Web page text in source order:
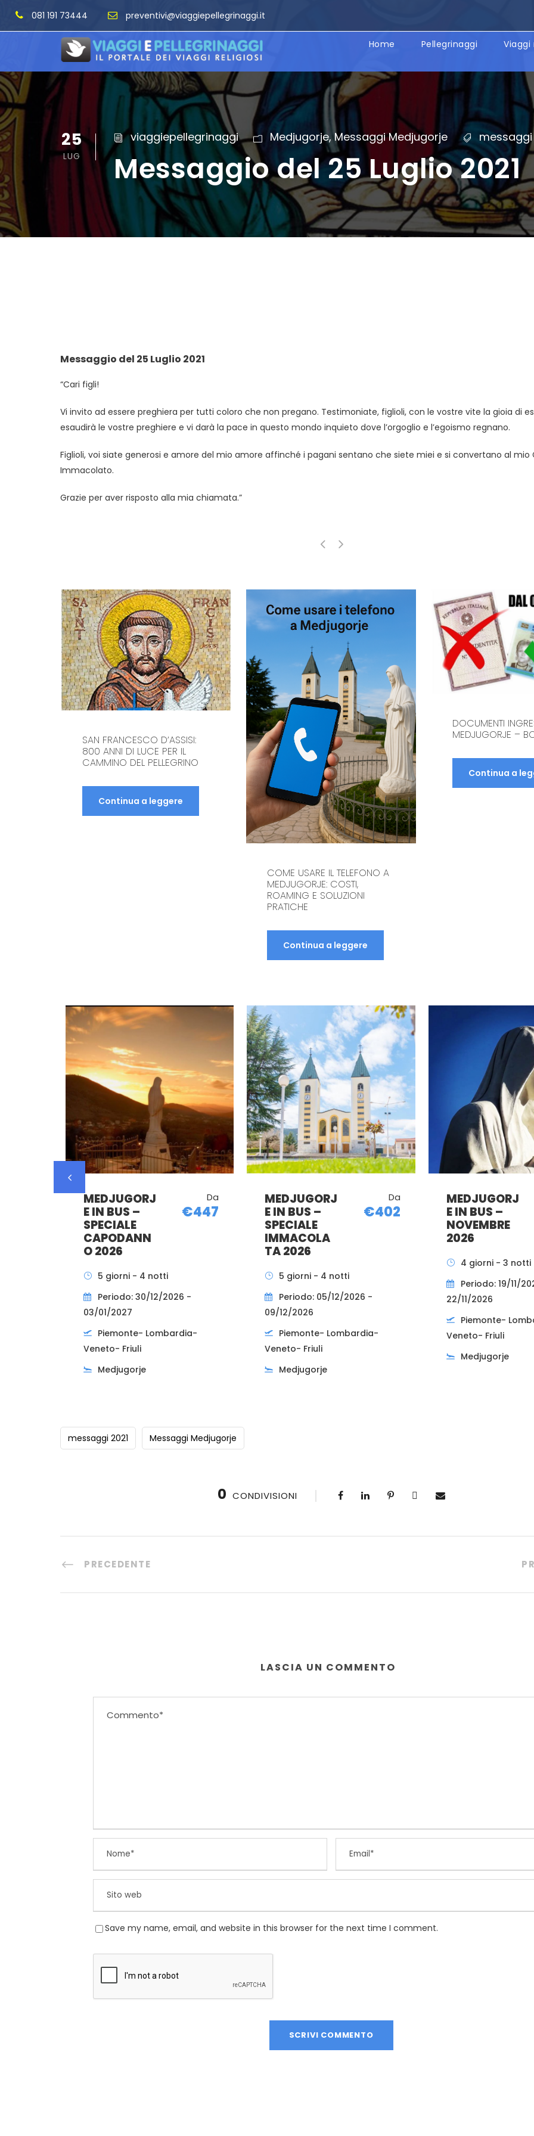
081 191 73444 preventivi@viaggiepellegrinaggi.it
Home Pellegrinaggi Viaggi
25
LUG
viaggiepellegrinaggi Medjugorje, Messaggi Medjugorje messaggi
Messaggio del 25 Luglio 2021
Messaggio del 25 Luglio 2021
“Cari figli!
Vi invito ad essere preghiera per tutti coloro che non pregano. Testimoniate, figlioli, con le vostre vite la gioia di
esaudirà le vostre preghiere e vi darà la pace in questo mondo inquieto dove l’orgoglio e l’egoismo regnano.
Figlioli, voi siate generosi e amore del mio amore affinché i pagani sentano che siete miei e si convertano al mio
Immacolato.
Grazie per aver risposto alla mia chiamata.”
SAN FRANCESCO D’ASSISI:
800 ANNI DI LUCE PER IL
CAMMINO DEL PELLEGRINO
Continua a leggere
COME USARE IL TELEFONO A
MEDJUGORJE: COSTI,
ROAMING E SOLUZIONI
PRATICHE
Continua a leggere
DOCUMENTI
MEDJUGORJE –
Continua a
MEDJUGORJ
E IN BUS –
SPECIALE
CAPODANN
O 2026
Da
€447
5 giorni - 4 notti
Periodo: 30/12/2026 -
03/01/2027
Piemonte- Lombardia-
Veneto- Friuli
Medjugorje
MEDJUGORJ
E IN BUS –
SPECIALE
IMMACOLA
TA 2026
Da
€402
5 giorni - 4 notti
Periodo: 05/12/2026 -
09/12/2026
Piemonte- Lombardia-
Veneto- Friuli
Medjugorje
MEDJUGORJ
E IN BUS –
NOVEMBRE
2026
4 giorni - 3 notti
Periodo: 19/11/
22/11/2026
Piemonte-
Veneto- Friuli
Medjugorje
messaggi 2021 Messaggi Medjugorje
0 CONDIVISIONI
PRECEDENTE
LASCIA UN COMMENTO
Save my name, email, and website in this browser for the next time I comment.